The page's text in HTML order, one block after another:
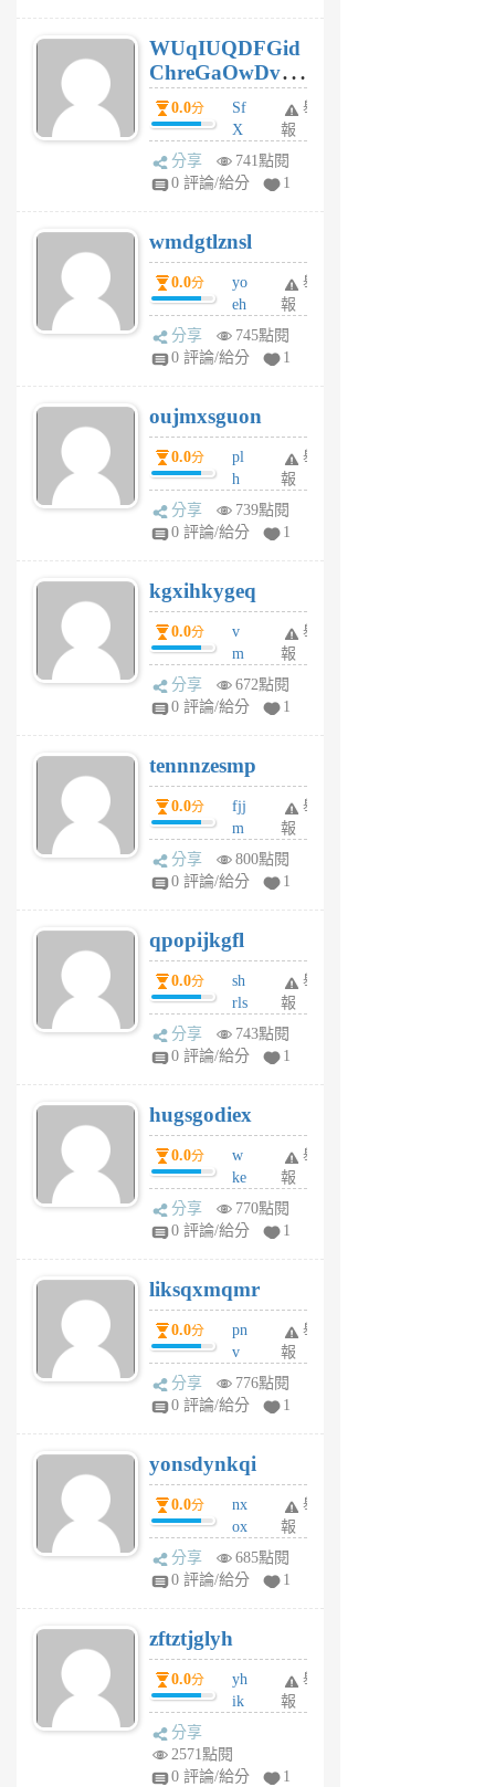
個
月
前
WUqIUQDFGid
ChreGaOwDv
dY0.0分
Sf
X
Pe
Jc
R
P
m
v
A
V
個
月
前
舉
報
分享
741點閱
0 評論/給分
1
wmdgtlznsl
0.0分
yo
eh
ld
gy
個
月
前
舉
報
分享
745點閱
0 評論/給分
1
oujmxsguon
0.0分
pl
h
wi
w
6
個
月
前
舉
報
分享
739點閱
0 評論/給分
1
kgxihkygeq
0.0分
v
m
sg
sr
6
個
月
前
舉
報
分享
672點閱
0 評論/給分
1
tennnzesmp
0.0分
fjj
m
w
rs
6
個
月
前
舉
報
分享
800點閱
0 評論/給分
1
qpopijkgfl
0.0分
sh
rls
k
m
6
個
月
前
舉
報
分享
743點閱
0 評論/給分
1
hugsgodiex
0.0分
w
ke
rv
pj
6
個
月
前
舉
報
分享
770點閱
0 評論/給分
1
liksqxmqmr
0.0分
pn
v
wt
sv
6
個
月
前
舉
報
分享
776點閱
0 評論/給分
1
yonsdynkqi
0.0分
nx
ox
rh
pe
月
前
舉
報
分享
685點閱
0 評論/給分
1
zftztjglyh
0.0分
yh
ik
tu
舉
報
分享
2571點閱
0 評論/給分
1